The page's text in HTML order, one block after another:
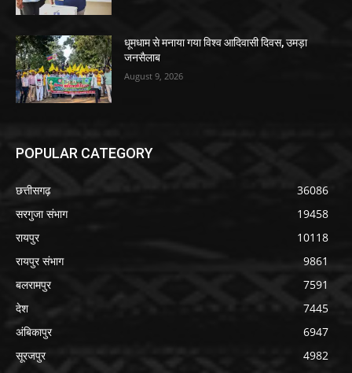
धूमधाम से मनाया गया विश्व आदिवासी दिवस, उमड़ा
जनसैलाब
August 9, 2026
POPULAR CATEGORY
छत्तीसगढ़
36086
सरगुजा संभाग
19458
रायपुर
10118
रायपुर संभाग
9861
बलरामपुर
7591
देश
7445
अंबिकापुर
6947
सूरजपुर
4982